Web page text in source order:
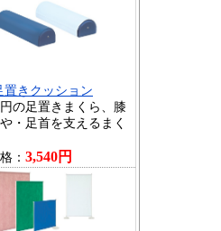
置きクッション
の足置きまくら、膝
・足首を支えるまく
： 3,540円